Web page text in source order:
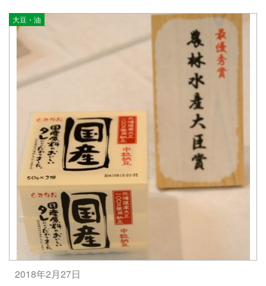
大豆・油
2018年2月27日